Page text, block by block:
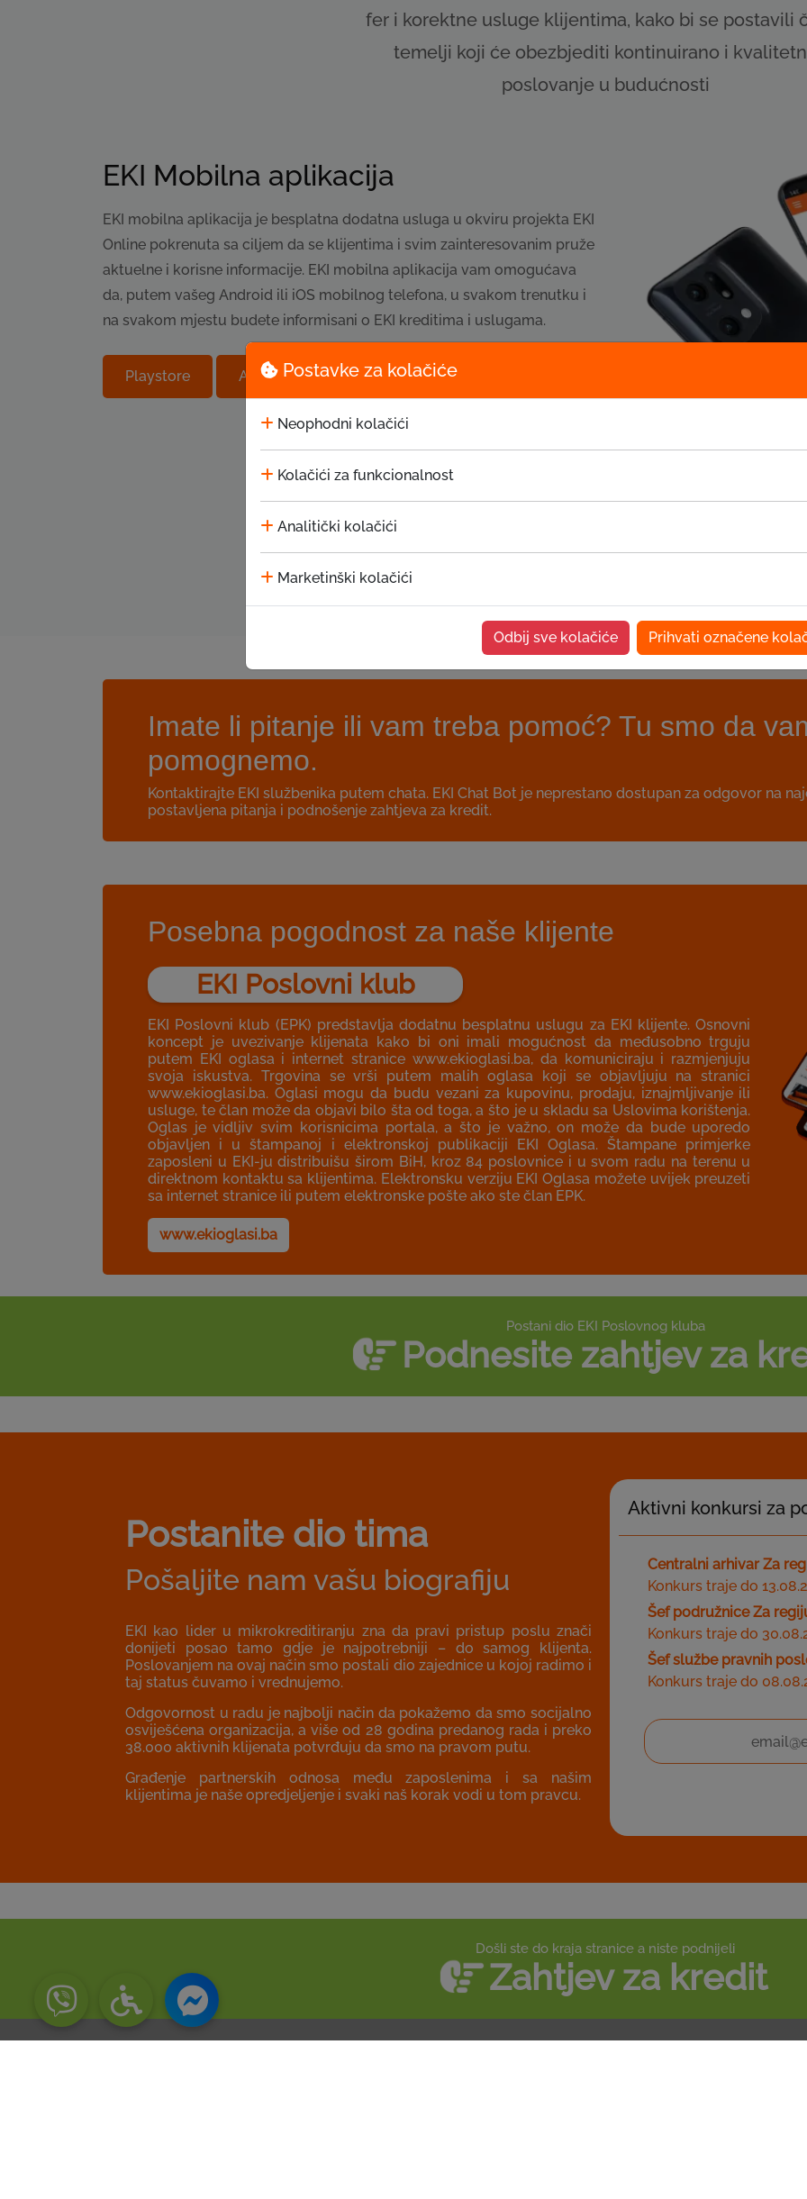
Postavke za kolačiće
Neophodni kolačići
Kolačići za funkcionalnost
Analitički kolačići
Marketinški kolačići
Odbij sve kolačiće Prihvati označene
fer i korektne usluge klijentima, kako bi se postavili
temelji koji će obezbjediti kontinuirano i
poslovanje u budućnosti
EKI Mobilna aplikacija
EKI mobilna aplikacija je besplatna dodatna usluga u okviru projekta EKI
Online pokrenuta sa ciljem da se klijentima i svim zainteresovanim pruže
aktuelne i korisne informacije. EKI mobilna aplikacija vam omogućava
da, putem vašeg Android ili iOS mobilnog telefona, u svakom trenutku i
na svakom mjestu budete informisani o EKI kreditima i uslugama.
Playstore Appstore
Imate li pitanje ili vam treba pomoć? Tu smo da
pomognemo.
Kontaktirajte EKI službenika putem chata. EKI Chat Bot je neprestano dostupan za odgovor na
postavljena pitanja i podnošenje zahtjeva za kredit.
Posebna pogodnost za naše klijente
EKI Poslovni klub
EKI Poslovni klub (EPK) predstavlja dodatnu besplatnu uslugu za EKI klijente. Osnovni
koncept je uvezivanje klijenata kako bi oni imali mogućnost da međusobno trguju
putem EKI oglasa i internet stranice www.ekioglasi.ba, da komuniciraju i razmjenjuju
svoja iskustva. Trgovina se vrši putem malih oglasa koji se objavljuju na stranici
www.ekioglasi.ba. Oglasi mogu da budu vezani za kupovinu, prodaju, iznajmljivanje ili
usluge, te član može da objavi bilo šta od toga, a što je u skladu sa Uslovima korištenja.
Oglas je vidljiv svim korisnicima portala, a što je važno, on može da bude uporedo
objavljen i u štampanoj i elektronskoj publikaciji EKI Oglasa. Štampane primjerke
zaposleni u EKI-ju distribuišu širom BiH, kroz 84 poslovnice i u svom radu na terenu u
direktnom kontaktu sa klijentima. Elektronsku verziju EKI Oglasa možete uvijek preuzeti
sa internet stranice ili putem elektronske pošte ako ste član EPK.
www.ekioglasi.ba
Postani dio EKI Poslovnog kluba
Podnesite zahtjev za
Postanite dio tima
Pošaljite nam vašu biografiju
EKI kao lider u mikrokreditiranju zna da pravi pristup poslu znači
donijeti posao tamo gdje je najpotrebniji – do samog klijenta.
Poslovanjem na ovaj način smo postali dio zajednice u kojoj radimo i
taj status čuvamo i vrednujemo.
Odgovornost u radu je najbolji način da pokažemo da smo socijalno
osviješćena organizacija, a više od 28 godina predanog rada i preko
38.000 aktivnih klijenata potvrđuju da smo na pravom putu.
Građenje partnerskih odnosa među zaposlenima i sa našim
klijentima je naše opredjeljenje i svaki naš korak vodi u tom pravcu.
Aktivni konkursi za
Centralni arhivar Za
Konkurs traje do
Šef podružnice Za
Konkurs traje do
Šef službe pravnih
Konkurs traje do
Došli ste do kraja stranice a niste podnijeli
Zahtjev za kredit